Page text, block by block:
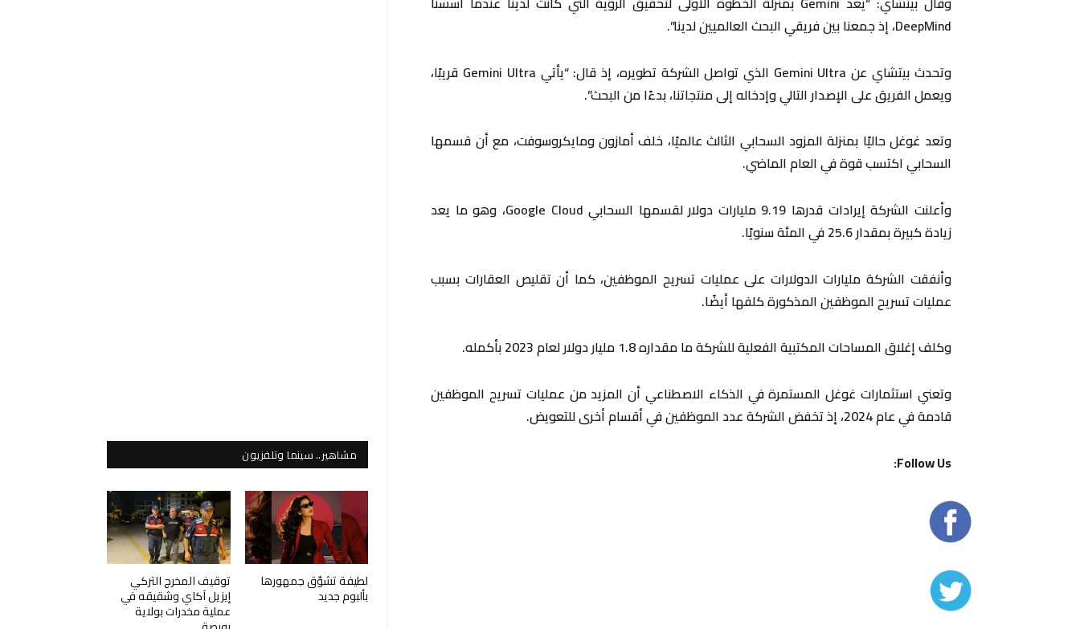
DeepMind، إذ جمعنا بين فريقي البحث العالميين لدينا”.
وتحدث بيتشاي عن Gemini Ultra الذي تواصل الشركة تطويره، إذ قال: “يأتي Gemini Ultra قريبًا،
ويعمل الفريق على الإصدار التالي وإدخاله إلى منتجاتنا، بدءًا من البحث”.
وتعد غوغل حاليًا بمنزلة المزود السحابي الثالث عالميًا، خلف أمازون ومايكروسوفت، مع أن قسمها
السحابي اكتسب قوة في العام الماضي.
وأعلنت الشركة إيرادات قدرها 9.19 مليارات دولار لقسمها السحابي Google Cloud، وهو ما يعد
زيادة كبيرة بمقدار 25.6 في المئة سنويًا.
وأنفقت الشركة مليارات الدولارات على عمليات تسريح الموظفين، كما أن تقليص العقارات بسبب
عمليات تسريح الموظفين المذكورة كلفها أيضًا.
وكلف إغلاق المساحات المكتبية الفعلية للشركة ما مقداره 1.8 مليار دولار لعام 2023 بأكمله.
وتعني استثمارات غوغل المستمرة في الذكاء الاصطناعي أن المزيد من عمليات تسريح الموظفين
قادمة في عام 2024، إذ تخفض الشركة عدد الموظفين في أقسام أخرى للتعويض.
Follow Us:
مشاهير.. سينما وتلفزيون
لطيفة تشوّق جمهورها
بألبوم جديد
توقيف المخرج التركي
إيزيل آكاي وشقيقه في
عملية مخدرات بولاية